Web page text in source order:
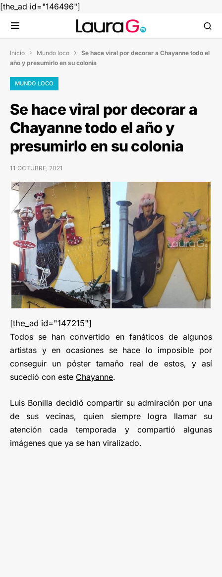
[the_ad id="146496"]
Inicio  Mundo loco  Se hace viral por decorar a Chayanne todo el
año y presumirlo en su colonia
MUNDO LOCO
Se hace viral por decorar a
Chayanne todo el año y
presumirlo en su colonia
11 OCTUBRE, 2021
[the_ad id="147215"]
Todos se han convertido en fanáticos de algunos
artistas y en ocasiones se hace lo imposible por
conseguir un póster tamaño real de estos, y así
sucedió con este Chayanne.
Luis Bonilla decidió compartir su admiración por una
de sus vecinas, quien siempre logra llamar su
atención cada temporada y compartió algunas
imágenes que ya se han viralizado.